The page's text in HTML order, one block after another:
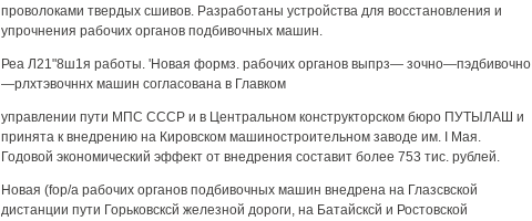
проволоками твердых сшивов. Разработаны устройства для восстановления и
упрочнения рабочих органов подбивочных машин.
Реа Л21"8ш1я работы. 'Новая формз. рабочих органов выпрз— зочно—пэдбивочно
—рлхтэвочннх машин согласована в Главком
управлении пути МПС СССР и в Центральном конструкторском бюро ПУТЫЛАШ и
принята к внедрению на Кировском машиностроительном заводе им. I Мая.
Годовой экономический эффект от внедрения составит более 753 тис. рублей.
Новая (fop/a рабочих органов подбивочных машин внедрена на Глазсвской
дистанции пути Горьковсксй железной дороги, на Батайсксй и Ростовской